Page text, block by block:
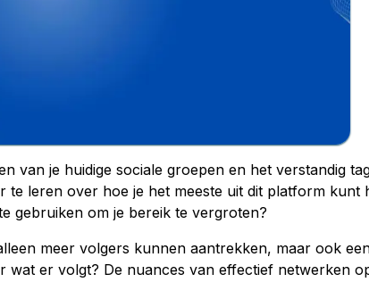
van je huidige sociale groepen en het verstandig
te leren over hoe je het meeste uit dit platform kunt
gebruiken om je bereik te vergroten?
meer volgers kunnen aantrekken, maar ook
er volgt? De nuances van effectief netwerken